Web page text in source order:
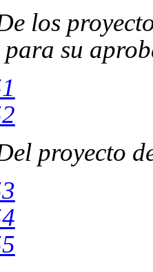
los
para su
proyecto